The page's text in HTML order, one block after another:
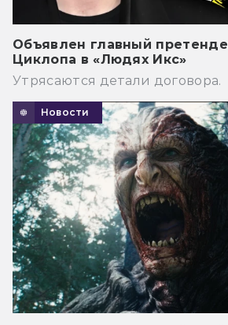
Объявлен главный
Циклопа в «Людях Икс»
Утрясаются детали договора.
Новости